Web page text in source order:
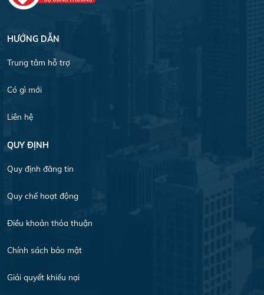
HƯỚNG DẪN
Trung tâm hỗ trợ
Có gì mới
Liên hệ
QUY ĐỊNH
Quy định đăng tin
Quy chế hoạt động
Điều khoản thỏa thuận
Chính sách bảo mật
Giải quyết khiếu nại